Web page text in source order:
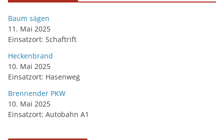
Baum sägen
11. Mai 2025
Einsatzort: Schaftrift
Heckenbrand
10. Mai 2025
Einsatzort: Hasenweg
Brennender PKW
10. Mai 2025
Einsatzort: Autobahn A1